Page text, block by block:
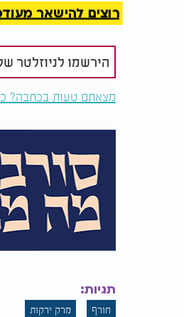
- 1 כפית אורגנו מיובש
- עלה דפנה אחד
- מלח ופלפל לפי
- עלי בזיליקום
הוראות:
עד שהבצל הופך שקוף
כדי ערבוב מדי פעם.
3. יוצקים פנימה
המיובש, עלה
רוצים להישאר
הירשמו לניוזלטר
מצאתם טעות בכתבה?
תגיות:
חורף מרק ירקות